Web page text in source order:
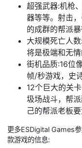
超强武器:机枪
器等等。射击
的成群的帮派
大规模死亡人
将是极端和无情
街机品质:16位
帧/秒游戏，史
12个巨大的关
圾场战斗，帮
己的帮派老板要
更多ESDigital Games
款游戏的信息: